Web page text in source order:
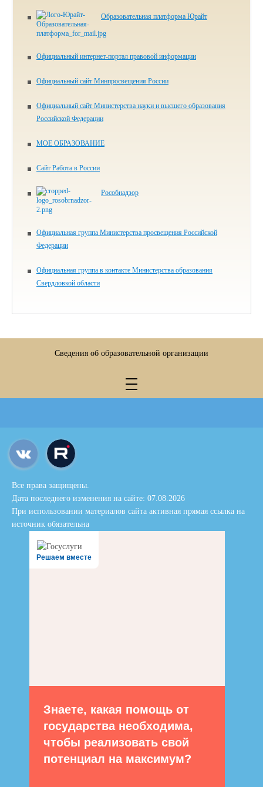
Образовательная платформа Юрайт
Официальный интернет-портал правовой информации
Официальный сайт Минпросвещения России
Официальный сайт Министерства науки и высшего образования
Российской Федерации
МОЕ ОБРАЗОВАНИЕ
Сайт Работа в России
Рособнадзор
Официальная группа Министерства просвещения Российской
Федерации
Официальная группа в контакте Министерства образования
Свердловкой области
Сведения об образовательной организации
Все права защищены.
Дата последнего изменения на сайте: 07.08.2026
При использовании материалов сайта активная прямая ссылка на
источник обязательна
Решаем вместе
Знаете, какая помощь от
государства необходима,
чтобы реализовать свой
потенциал на максимум?